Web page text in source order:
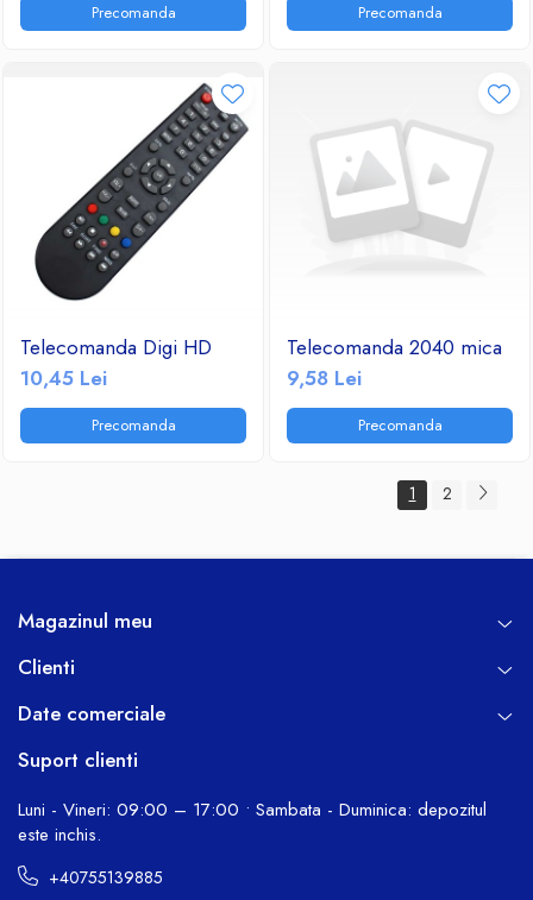
Precomanda Precomanda
Telecomanda Digi HD
10,45 Lei
Precomanda
Telecomanda 2040 mica
9,58 Lei
Precomanda
1 2
Magazinul meu
Clienti
Date comerciale
Suport clienti
Luni - Vineri: 09:00 – 17:00 • Sambata - Duminica: depozitul
este inchis.
+40755139885